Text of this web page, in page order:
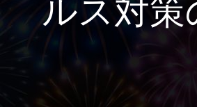
ルス対策